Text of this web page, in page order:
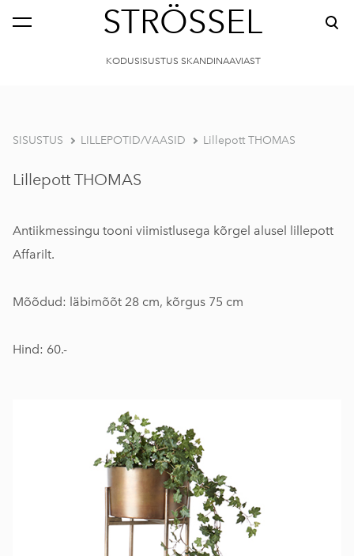
STRÖSSEL
KODUSISUSTUS SKANDINAAVIAST
SISUSTUS LILLEPOTID/VAASID Lillepott THOMAS
Lillepott THOMAS
Antiikmessingu tooni viimistlusega kõrgel alusel lillepott
Affarilt.
Mõõdud: läbimõõt 28 cm, kõrgus 75 cm
Hind: 60.-